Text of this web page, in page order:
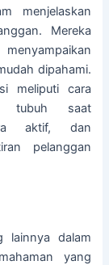
menjelaskan
Mereka
dipahami.
meliputi cara
tubuh saat
aktif, dan
pelanggan
lainnya dalam
yang